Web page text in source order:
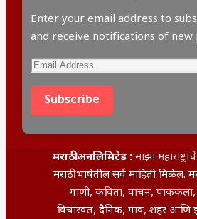
Enter your email address to
and receive notifications of new
Email
Address
Subscribe
मराठी अनलिमिटेड : माझा
मराठी भाषेतील सर्व माहिती मिळेल.
गाणी, कविता, वाचन, पाककला,
विचारवंत, दैनिक, गाव, शहर आणि